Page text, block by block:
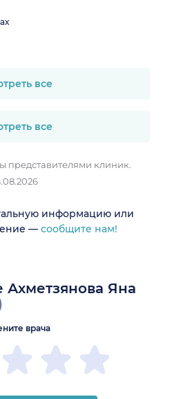
все
все
представителями клиник.
информацию или
— сообщите нам!
Ахметзянова Яна
врача